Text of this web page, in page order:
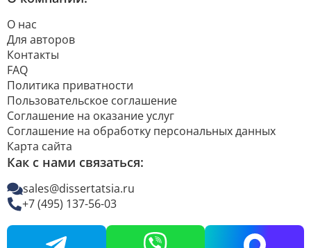
О нас
Для авторов
Контакты
FAQ
Политика приватности
Пользовательское соглашение
Соглашение на оказание услуг
Соглашение на обработку персональных данных
Карта сайта
Как с нами связаться:
sales@dissertatsia.ru
+7 (495) 137-56-03